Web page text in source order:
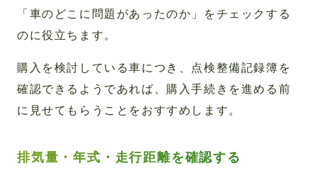
「車のどこに問題があったのか」をチェックする
のに役立ちます。
購入を検討している車につき、点検整備記録簿を
確認できるようであれば、購入手続きを進める前
に見せてもらうことをおすすめします。
排気量・年式・走行距離を確認する